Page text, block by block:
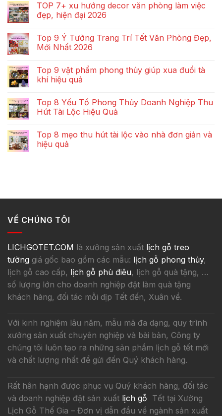
TOP 7+ xu hướng decor văn phòng làm việc
đẹp, hiện đại 2026
Top 9 Ý Tưởng Trang Trí Tết Văn Phòng Đẹp,
Mới Nhất 2026
Top 9 vật phẩm phong thủy giúp xua đuổi tà
khí hiệu quả
Top 8 Yếu Tố Phong Thủy Doanh Nghiệp Thu
Hút Tài Lộc Hiệu Quả
Top 8 mẹo thu hút tài lộc vào nhà đơn giản và
hiệu quả
VỀ CHÚNG TÔI
LICHGOTET.COM là xưởng sản xuất lịch gỗ treo
tường giá gốc bao gồm các mẫu: lịch gỗ phong thủy,
lịch gỗ cao cấp, lịch gỗ phù điêu, lịch gỗ quà tặng, …
số lượng lớn cho doanh nghiệp đặt làm quà tặng
khách hàng, đối tác mỗi dịp Tết đến, Xuân về.
Với kinh nghiệm lâu năm, mẫu mã đa dạng, quy trình
xưởng sản xuất chuyên nghiệp và bài bản, Công ty
chúng tôi luôn tạo ra những sản phẩm lịch gỗ tết mới
và chất lượng nhất để gửi đến Quý khách hàng.
Rất hân hạnh được phục vụ Quý khách hàng, đối tác
và doanh nghiệp đặt sản xuất lịch gỗ Tết tại Xưởng
Lịch Gỗ Thế Gia – Đơn vị dẫn đầu về ngành sản xuất